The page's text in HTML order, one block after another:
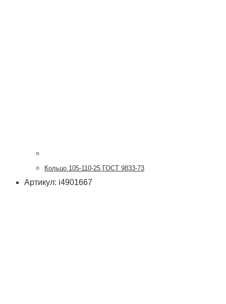
Кольцо 105-110-25 ГОСТ 9833-73
Артикул: i4901667